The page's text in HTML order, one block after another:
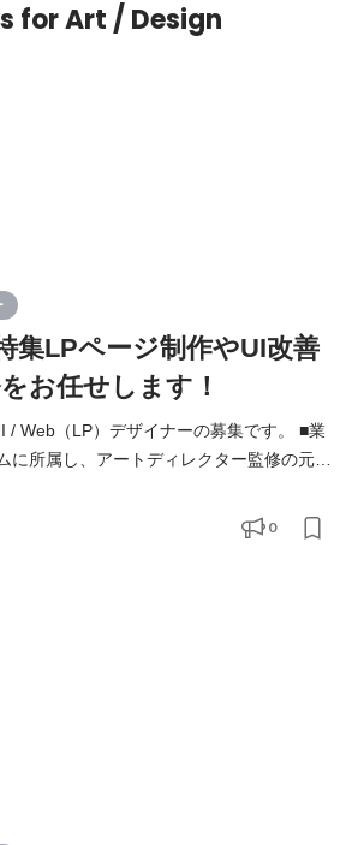
for Art / Design
集LPページ制作やUI改善
お任せします！
Web（LP）デザイナーの募集です。 ■業
に所属し、アートディレクター監修の元、
イベント
知物の作成 ・プロダクトや常設ページの
0